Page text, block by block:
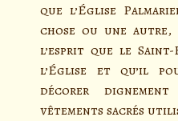
que l’Église
chose ou une autre,
l’esprit que le
l’Église et qu’il
décorer
vêtements sacrés